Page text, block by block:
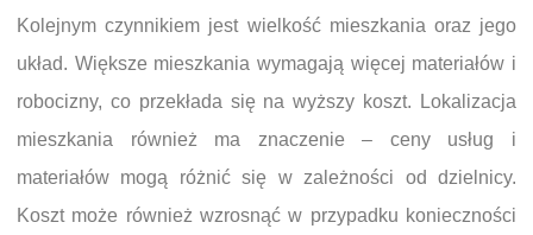
Kolejnym czynnikiem jest wielkość mieszkania oraz jego
układ. Większe mieszkania wymagają więcej materiałów i
robocizny, co przekłada się na wyższy koszt. Lokalizacja
mieszkania również ma znaczenie – ceny usług i
materiałów mogą różnić się w zależności od dzielnicy.
Koszt może również wzrosnąć w przypadku konieczności